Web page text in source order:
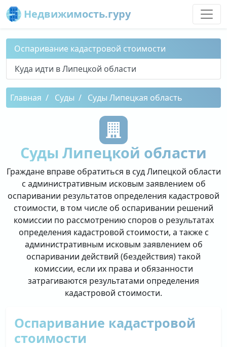
Недвижимость.гуру
Оспаривание кадастровой стоимости
Куда идти в Липецкой области
Главная Суды Суды Липецкая область
Суды Липецкой области
Граждане вправе обратиться в суд Липецкой области
с административным исковым заявлением об
оспаривании результатов определения кадастровой
стоимости, в том числе об оспаривании решений
комиссии по рассмотрению споров о результатах
определения кадастровой стоимости, а также с
административным исковым заявлением об
оспаривании действий (бездействия) такой
комиссии, если их права и обязанности
затрагиваются результатами определения
кадастровой стоимости.
Оспаривание кадастровой
стоимости